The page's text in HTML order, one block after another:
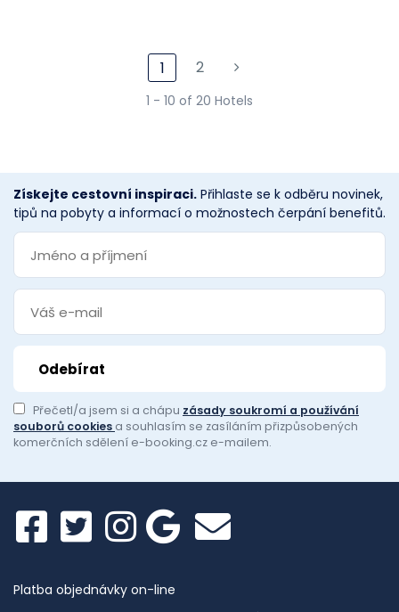
1 2
1 - 10 of 20 Hotels
Získejte cestovní inspiraci. Přihlaste se k odběru novinek,
tipů na pobyty a informací o možnostech čerpání benefitů.
Přečetl/a jsem si a chápu zásady soukromí a používání
souborů cookies a souhlasím se zasíláním přizpůsobených
komerčních sdělení e-booking.cz e-mailem.
Platba objednávky on-line